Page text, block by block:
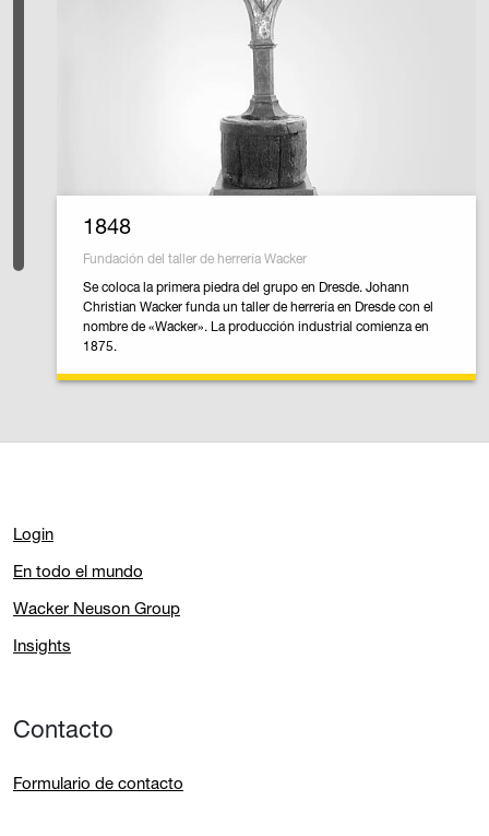
1848
Fundación del taller de herrería Wacker
Se coloca la primera piedra del grupo en Dresde. Johann
Christian Wacker funda un taller de herrería en Dresde con el
nombre de «Wacker». La producción industrial comienza en
1875.
Login
En todo el mundo
Wacker Neuson Group
Insights
Contacto
Formulario de contacto